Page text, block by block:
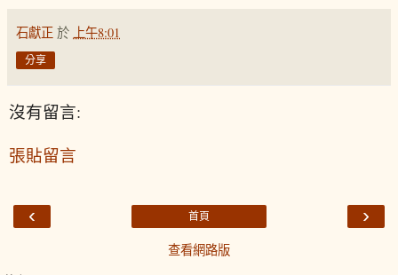
石獻正 於 上午8:01
分享
沒有留言:
張貼留言
‹ ›
首頁
查看網路版